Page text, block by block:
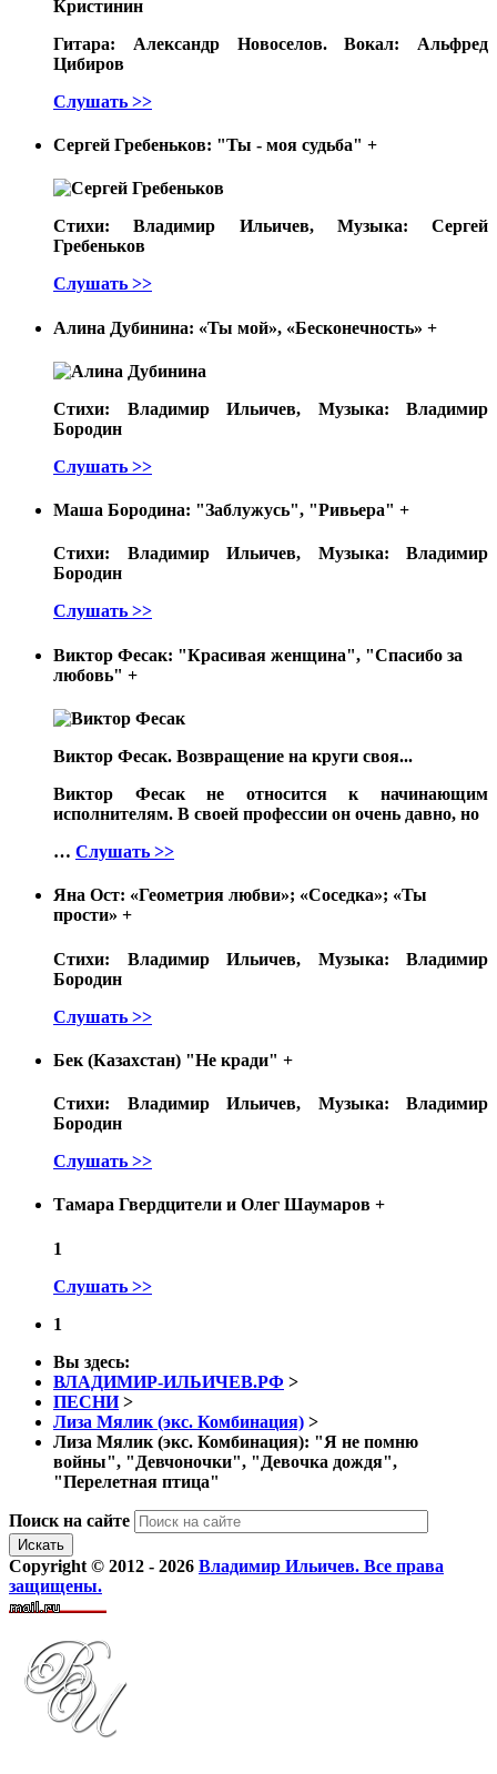
Кристинин
Гитара: Александр Новоселов. Вокал: Альфред
Цибиров
Слушать >>
Сергей Гребеньков: "Ты - моя судьба" +
Стихи: Владимир Ильичев, Музыка: Сергей
Гребеньков
Слушать >>
Алина Дубинина: «Ты мой», «Бесконечность» +
Стихи: Владимир Ильичев, Музыка: Владимир
Бородин
Слушать >>
Маша Бородина: "Заблужусь", "Ривьера" +
Стихи: Владимир Ильичев, Музыка: Владимир
Бородин
Слушать >>
Виктор Фесак: "Красивая женщина", "Спасибо за
любовь" +
Виктор Фесак. Возвращение на круги своя...
Виктор Фесак не относится к начинающим
исполнителям. В своей профессии он очень давно, но
… Слушать >>
Яна Ост: «Геометрия любви»; «Соседка»; «Ты
прости» +
Стихи: Владимир Ильичев, Музыка: Владимир
Бородин
Слушать >>
Бек (Казахстан) "Не кради" +
Стихи: Владимир Ильичев, Музыка: Владимир
Бородин
Слушать >>
Тамара Гвердцители и Олег Шаумаров +
1
Слушать >>
1
Вы здесь:
ВЛАДИМИР-ИЛЬИЧЕВ.РФ >
ПЕСНИ >
Лиза Мялик (экс. Комбинация) >
Лиза Мялик (экс. Комбинация): "Я не помню
войны", "Девчоночки", "Девочка дождя",
"Перелетная птица"
Поиск на сайте
Искать
Copyright © 2012 - 2026 Владимир Ильичев. Все права
защищены.